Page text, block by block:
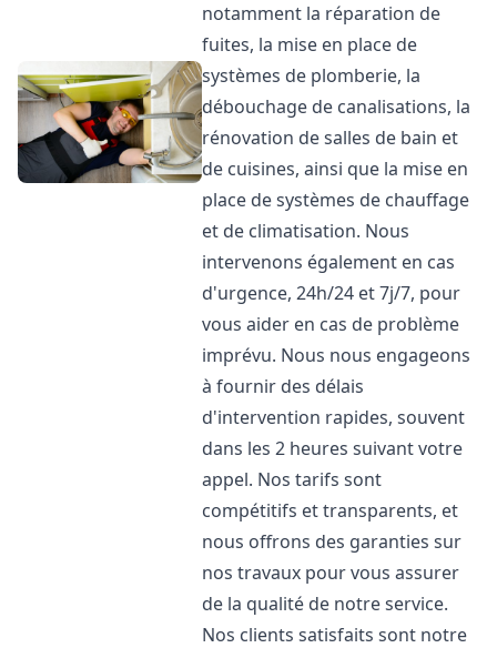
notamment la réparation de
fuites, la mise en place de
systèmes de plomberie, la
débouchage de canalisations, la
rénovation de salles de bain et
de cuisines, ainsi que la mise en
place de systèmes de chauffage
et de climatisation. Nous
intervenons également en cas
d'urgence, 24h/24 et 7j/7, pour
vous aider en cas de problème
imprévu. Nous nous engageons
à fournir des délais
d'intervention rapides, souvent
dans les 2 heures suivant votre
appel. Nos tarifs sont
compétitifs et transparents, et
nous offrons des garanties sur
nos travaux pour vous assurer
de la qualité de notre service.
Nos clients satisfaits sont notre